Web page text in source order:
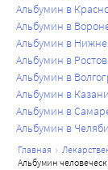
немедленно
препарата
локальными
При
разведения
концентрации
риск
Альбумин в
Альбумин в
Альбумин в
Альбумин в
Альбумин в
Альбумин в Казани
Альбумин в
Альбумин в
главная
альбумин